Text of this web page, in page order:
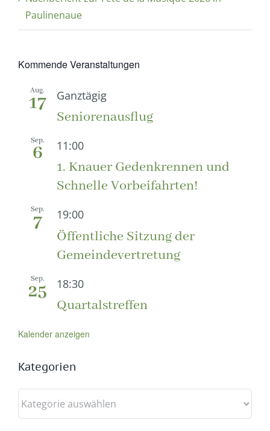
Paulinenaue
Kommende Veranstaltungen
Aug.
17 Ganztägig
Seniorenausflug
Sep.
6 11:00
1. Knauer Gedenkrennen und
Schnelle Vorbeifahrten!
Sep.
7 19:00
Öffentliche Sitzung der
Gemeindevertretung
Sep.
25 18:30
Quartalstreffen
Kalender anzeigen
Kategorien
Kategorien